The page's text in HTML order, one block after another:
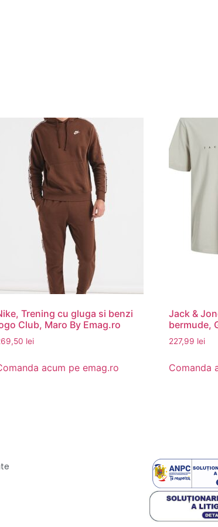
Trening cu gluga si benzi
Club, Maro By Emag.ro
lei
acum pe emag.ro
Jack &
bermude,
227,99 lei
Comanda